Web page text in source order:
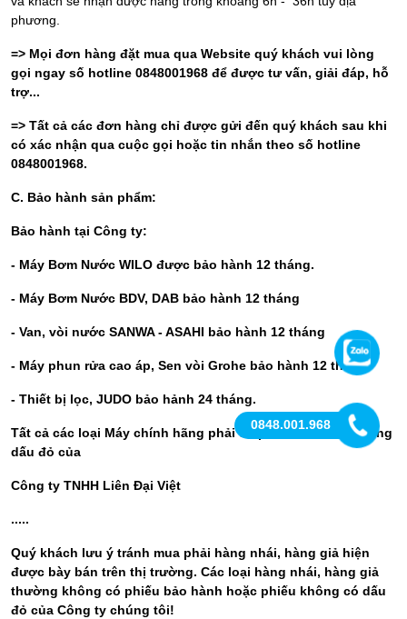
0848.001.968
phương.
=> Mọi đơn hàng đặt mua qua Website quý khách vui lòng
gọi ngay số hotline 0848001968 để được tư vấn, giải đáp, hỗ
trợ...
=> Tất cả các đơn hàng chỉ được gửi đến quý khách sau khi
có xác nhận qua cuộc gọi hoặc tin nhắn theo số hotline
0848001968.
C. Bảo hành sản phẩm:
Bảo hành tại Công ty:
- Máy Bơm Nước WILO được bảo hành 12 tháng.
- Máy Bơm Nước BDV, DAB bảo hành 12 tháng
- Van, vòi nước SANWA - ASAHI bảo hành 12 tháng
- Máy phun rửa cao áp, Sen vòi Grohe bảo hành 12 tháng.
- Thiết bị lọc, JUDO bảo hảnh 24 tháng.
Tất cả các loại Máy chính hãng phải có phiếu bảo hành đóng
dấu đỏ của
Công ty TNHH Liên Đại Việt
.....
Quý khách lưu ý tránh mua phải hàng nhái, hàng giả hiện
được bày bán trên thị trường. Các loại hàng nhái, hàng giả
thường không có phiếu bảo hành hoặc phiếu không có dấu
đỏ của Công ty chúng tôi!